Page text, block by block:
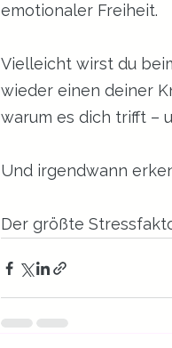
emotionaler Freiheit.
Vielleicht wirst du
wieder einen deiner
warum es dich trifft –
Und irgendwann
Der größte